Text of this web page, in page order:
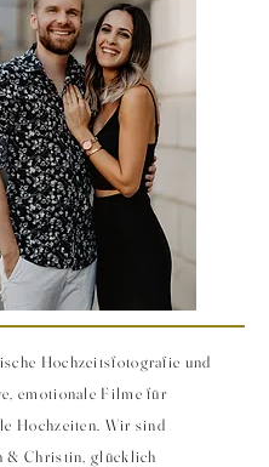
Hochzeitsfotografie und
emotionale Filme für
Hochzeiten. Wir sind
& Christin, glücklich